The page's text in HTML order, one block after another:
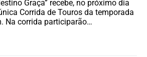
Graça” recebe, no próximo dia
Corrida de Touros da temporada
Na corrida participarão…